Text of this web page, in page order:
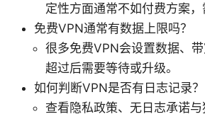
定性方面通常不如付费方案，
免费VPN通常有数据上限吗？
很多免费VPN会设置数据、带
超过后需要等待或升级。
如何判断VPN是否有日志记录？
查看隐私政策、无日志承诺